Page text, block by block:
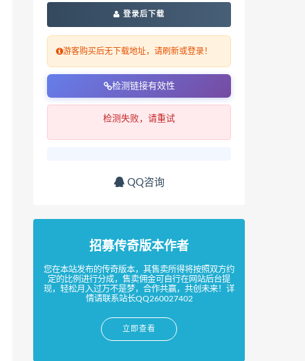
登录后下载
游客购买后无下载地址，请刷新或登录！
检测链接有效性
检测失败，请重试
QQ咨询
招募传奇版本作者
您在本站发布的传奇版本，其售卖所得将按照双方约
定的比例进行分成，售卖佣金可自行在网站后台提
现，轻松月入过万不是梦，合作共赢，共创未来！详
情请联系站长QQ260027402
立即查看